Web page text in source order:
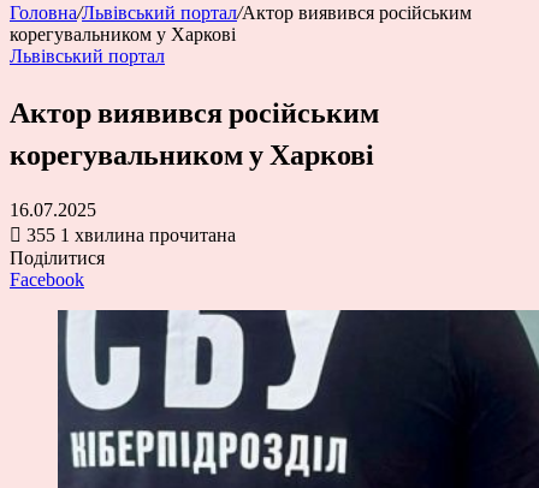
Головна/Львівський портал/Актор виявився російським
корегувальником у Харкові
Львівський портал
Актор виявився російським
корегувальником у Харкові
16.07.2025
355 1 хвилина прочитана
Поділитися
Facebook